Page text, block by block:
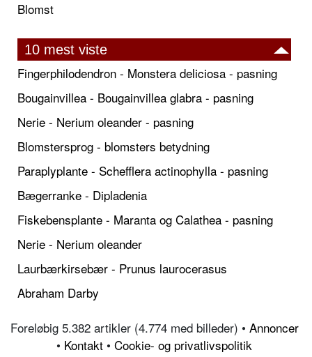
Blomst
10 mest viste
Fingerphilodendron - Monstera deliciosa - pasning
Bougainvillea - Bougainvillea glabra - pasning
Nerie - Nerium oleander - pasning
Blomstersprog - blomsters betydning
Paraplyplante - Schefflera actinophylla - pasning
Bægerranke - Dipladenia
Fiskebensplante - Maranta og Calathea - pasning
Nerie - Nerium oleander
Laurbærkirsebær - Prunus laurocerasus
Abraham Darby
Foreløbig 5.382 artikler (4.774 med billeder) • Annoncer
• Kontakt • Cookie- og privatlivspolitik